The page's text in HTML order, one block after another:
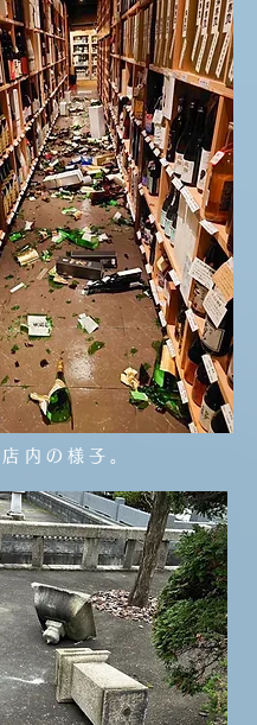
店内の様子。